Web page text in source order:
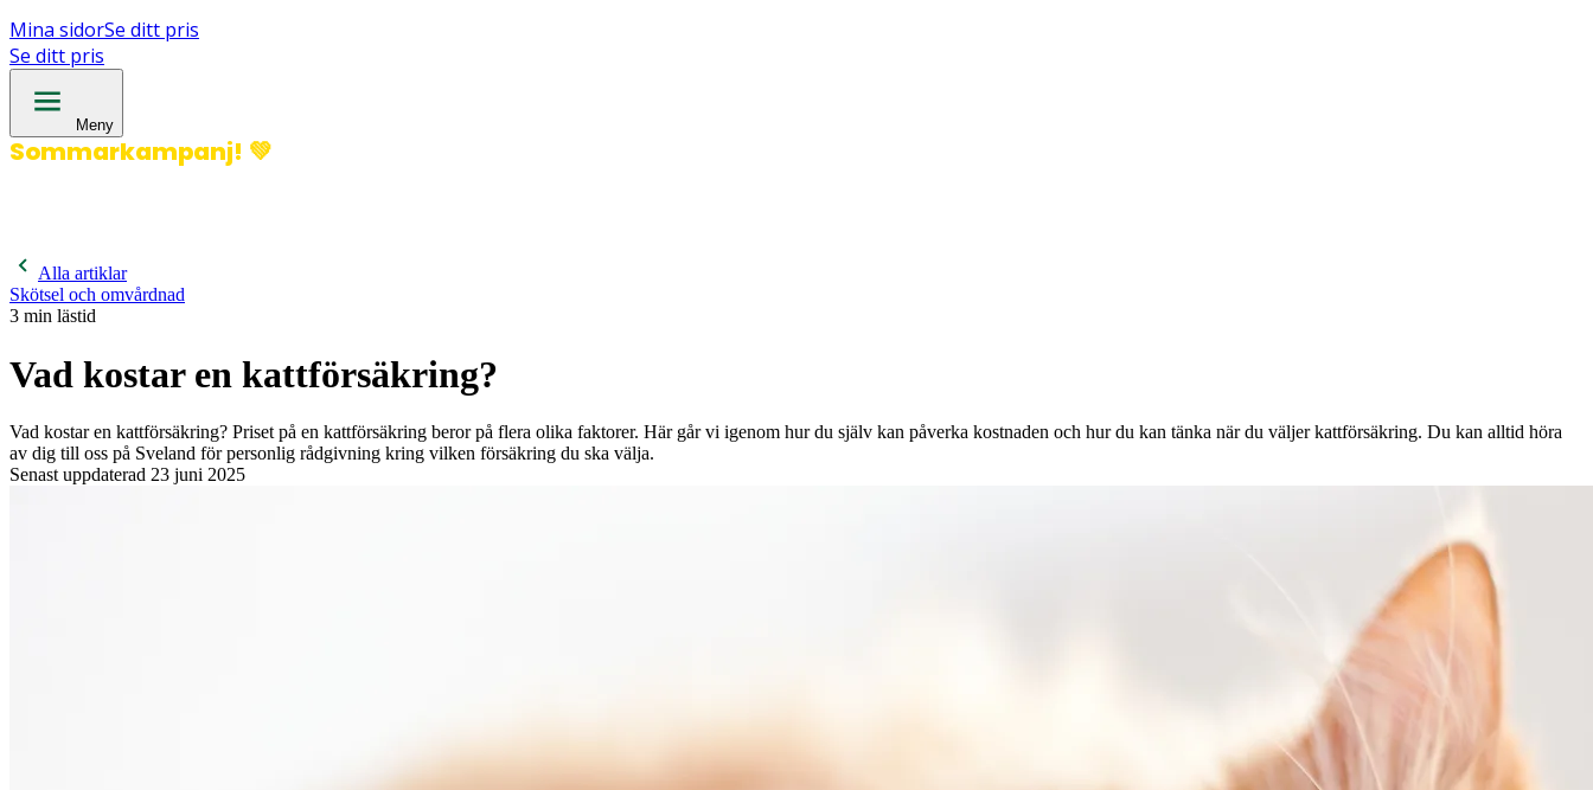
Mina sidorSe ditt pris
Se ditt pris
Meny
Sommarkampanj! 💚
Alla artiklar
Skötsel och omvårdnad
3 min lästid
Vad kostar en kattförsäkring?
Vad kostar en kattförsäkring? Priset på en kattförsäkring beror på flera olika faktorer. Här går vi igenom hur du själv kan påverka kostnaden och hur du kan tänka när du väljer kattförsäkring. Du kan alltid höra
av dig till oss på Sveland för personlig rådgivning kring vilken försäkring du ska välja.
Senast uppdaterad 23 juni 2025